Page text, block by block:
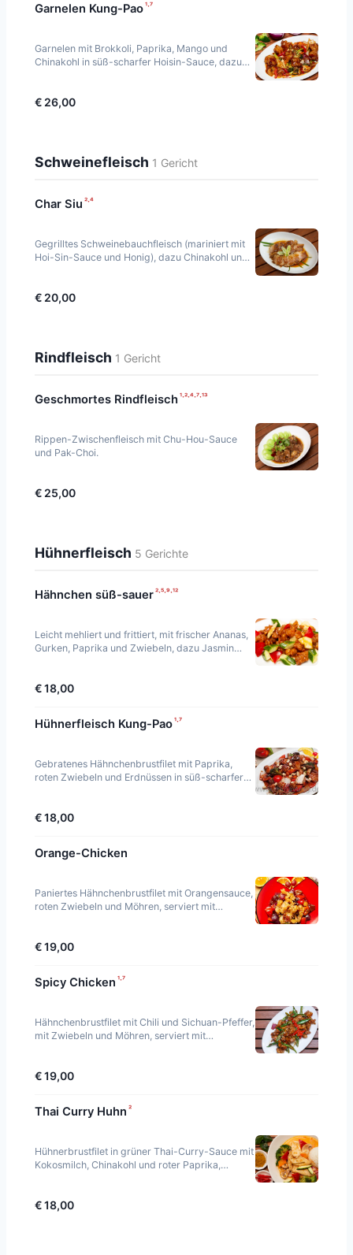
Garnelen Kung-Pao¹·⁷
Garnelen mit Brokkoli, Paprika, Mango und
Chinakohl in süß-scharfer Hoisin-Sauce, dazu
€ 26,00
Schweinefleisch 1 Gericht
Char Siu ²·⁴
Gegrilltes Schweinebauchfleisch (mariniert mit
Hoi-Sin-Sauce und Honig), dazu Chinakohl und
€ 20,00
Rindfleisch 1 Gericht
Geschmortes Rindfleisch ¹·²·⁴·⁷·¹³
Rippen-Zwischenfleisch mit Chu-Hou-Sauce
und Pak-Choi.
€ 25,00
Hühnerfleisch 5 Gerichte
Hähnchen süß-sauer²·⁵·⁹·¹²
Leicht mehliert und frittiert, mit frischer Ananas,
Gurken, Paprika und Zwiebeln, dazu Jasmin
€ 18,00
Hühnerfleisch Kung-Pao¹·⁷
Gebratenes Hähnchenbrustfilet mit Paprika,
roten Zwiebeln und Erdnüssen in süß-scharfer
€ 18,00
Orange-Chicken
Paniertes Hähnchenbrustfilet mit Orangensauce,
roten Zwiebeln und Möhren, serviert mit
€ 19,00
Spicy Chicken ¹·⁷
Hähnchenbrustfilet mit Chili und Sichuan-Pfeffer,
mit Zwiebeln und Möhren, serviert mit
€ 19,00
Thai Curry Huhn ²
Hühnerbrustfilet in grüner Thai-Curry-Sauce mit
Kokosmilch, Chinakohl und roter Paprika,
€ 18,00